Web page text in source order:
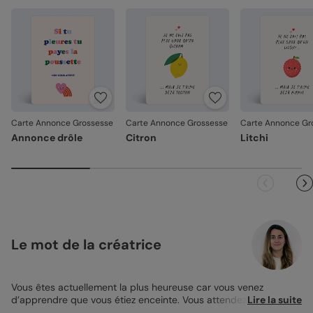
Carte Annonce Grossesse
Annonce drôle
Carte Annonce Grossesse
Citron
Carte Annonce
Litchi
Le mot de la créatrice
Vous êtes actuellement la plus heureuse car vous venez
d’apprendre que vous étiez enceinte. Vous attendez cetteLire la suite